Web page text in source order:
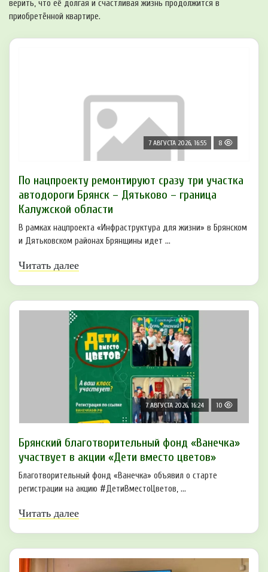
верить, что её долгая и счастливая жизнь продолжится в
приобретённой квартире.
7 АВГУСТА 2026, 16:55 8
По нацпроекту ремонтируют сразу три участка
автодороги Брянск – Дятьково – граница
Калужской области
В рамках нацпроекта «Инфраструктура для жизни» в Брянском
и Дятьковском районах Брянщины идет ...
Читать далее
7 АВГУСТА 2026, 16:24 10
Брянский благотворительный фонд «Ванечка»
участвует в акции «Дети вместо цветов»
Благотворительный фонд «Ванечка» объявил о старте
регистрации на акцию #ДетиВместоЦветов, ...
Читать далее